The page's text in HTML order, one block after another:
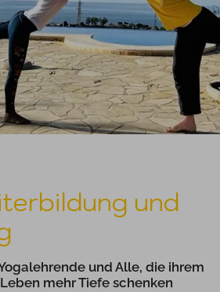
und
und Alle, die ihrem
mehr Tiefe schenken